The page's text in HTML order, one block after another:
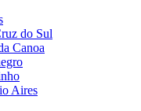
do Sul
Canoa
Aires